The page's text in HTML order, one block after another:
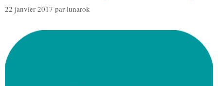
22 janvier 2017 par lunarok